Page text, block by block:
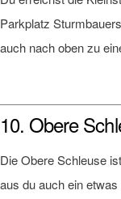
Parkplatz
auch nach oben zu
10. Obere
Die Obere Schleuse
aus du auch ein